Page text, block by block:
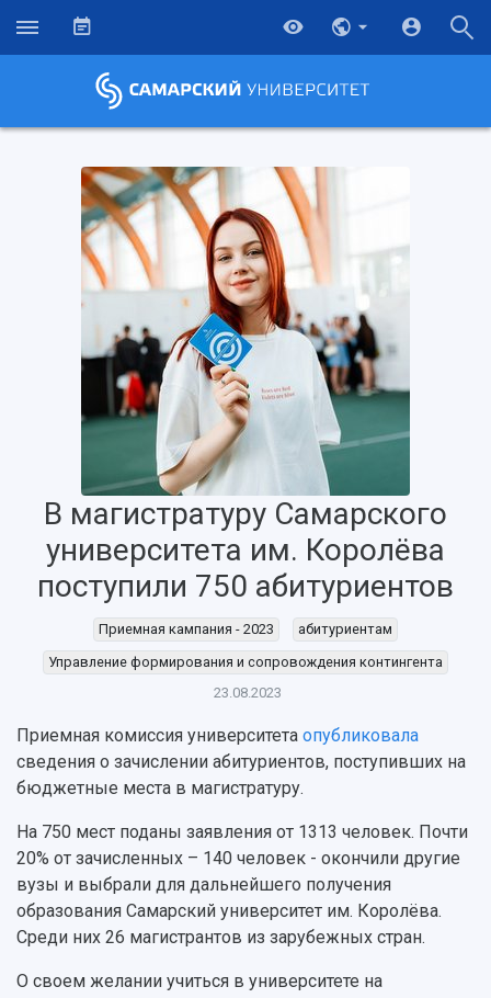
НАЗАД
Об университете
История
Ключевые факты
Руководство
Наблюдательный совет
Ученый совет
Ректорат
Персоналии
Сотрудники и преподаватели
Заслуженные деятели
Главные новости
Бортжурнал
СМИ об университете
Пресс-центр
Газета "Полет"
Газета "Самарский университет"
Мы в соцсетях
Мультимедиа
Подкасты
Просветительский проект "Одержимы
Почему я выбираю Самарский университет?
Абитуриенту
Аспирантура
Дополнительное образование
Институты и факультеты
Образовательные программы
Профессорско-преподавательский состав
Расписание занятий
Научно-исследовательская деятельность
Основные научные направления
Научные школы и ведущие научные коллективы
Конкурс на замещение должностей научных
Научные проекты и темы
Справочные материалы
Научная инфраструктура
Научно-исследовательские подразделения
В магистратуру Самарского
университета им. Королёва
поступили 750 абитуриентов
Приемная кампания - 2023
абитуриентам
Управление формирования и сопровождения контингента
23.08.2023
Приемная комиссия университета опубликовала
сведения о зачислении абитуриентов, поступивших на
бюджетные места в магистратуру.
На 750 мест поданы заявления от 1313 человек. Почти
20% от зачисленных – 140 человек - окончили другие
вузы и выбрали для дальнейшего получения
образования Самарский университет им. Королёва.
Среди них 26 магистрантов из зарубежных стран.
О своем желании учиться в университете на